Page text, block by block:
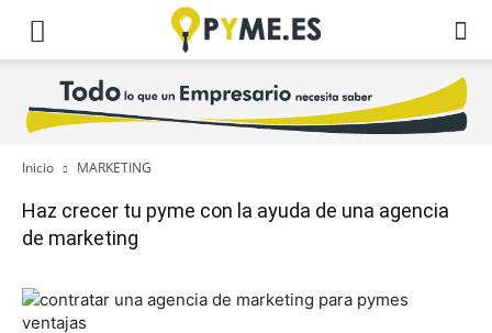
Inicio MARKETING
Haz crecer tu pyme con la ayuda de una agencia
de marketing